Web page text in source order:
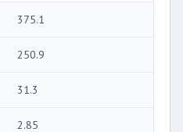
375.1
250.9
31.3
2.85